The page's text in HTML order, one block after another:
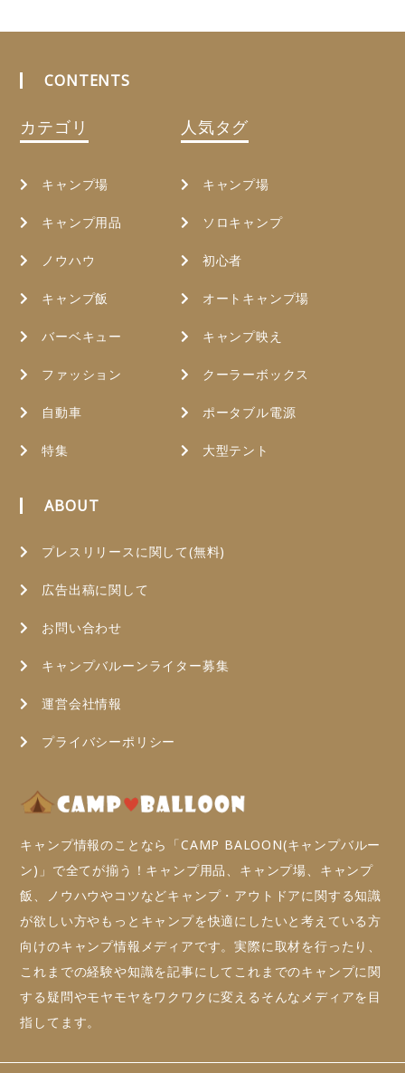
CONTENTS
カテゴリ
キャンプ場
キャンプ用品
ノウハウ
キャンプ飯
バーベキュー
ファッション
自動車
特集
人気タグ
キャンプ場
ソロキャンプ
初心者
オートキャンプ場
キャンプ映え
クーラーボックス
ポータブル電源
大型テント
ABOUT
プレスリリースに関して(無料)
広告出稿に関して
お問い合わせ
キャンプバルーンライター募集
運営会社情報
プライバシーポリシー
キャンプ情報のことなら「CAMP BALOON(キャンプバルー
ン)」で全てが揃う！キャンプ用品、キャンプ場、キャンプ
飯、ノウハウやコツなどキャンプ・アウトドアに関する知識
が欲しい方やもっとキャンプを快適にしたいと考えている方
向けのキャンプ情報メディアです。実際に取材を行ったり、
これまでの経験や知識を記事にしてこれまでのキャンプに関
する疑問やモヤモヤをワクワクに変えるそんなメディアを目
指してます。